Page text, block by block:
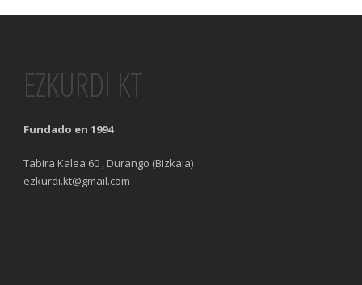
EZKURDI KT
Fundado en 1994
Tabira Kalea 60 , Durango (Bizkaia)
ezkurdi.kt@gmail.com